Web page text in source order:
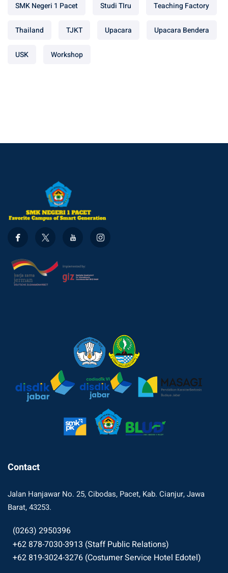
SMK Negeri 1 Pacet Studi TIru Teaching Factory
Thailand TJKT Upacara Upacara Bendera
USK Workshop
Contact
Jalan Hanjawar No. 25, Cibodas, Pacet, Kab. Cianjur, Jawa
Barat, 43253.
(0263) 2950396
+62 878-7030-3913 (Staff Public Relations)
+62 819-3024-3276 (Costumer Service Hotel Edotel)